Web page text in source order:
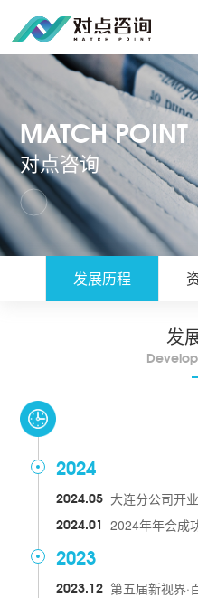
MATCH POINT
对点咨询
发展历程
发
2024
2024.05 大连分公司开业
2024.01 2024年年会成
2023
2023.12 第五届新视界·